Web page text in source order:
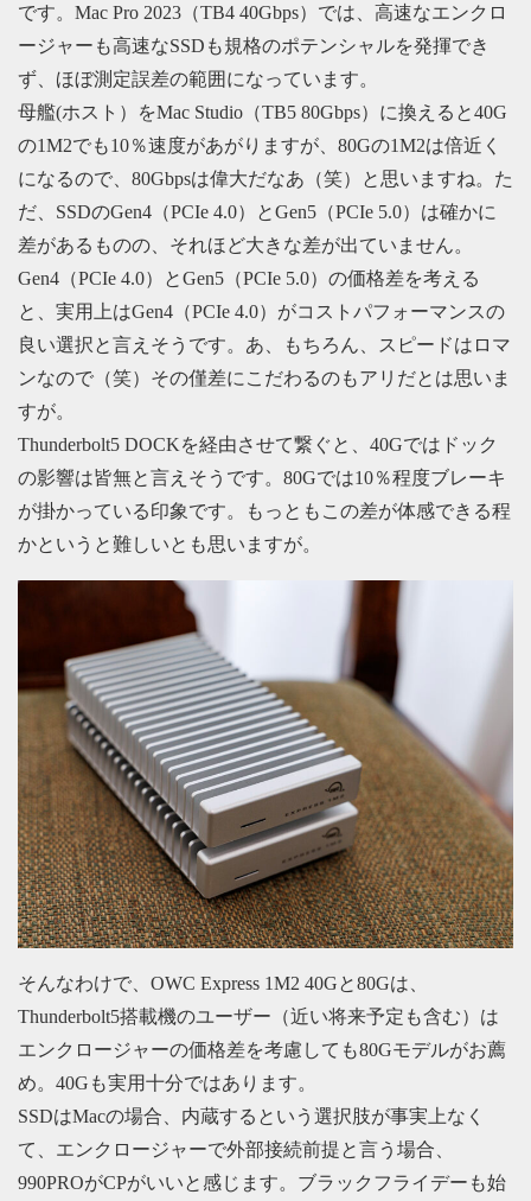
です。Mac Pro 2023（TB4 40Gbps）では、高速なエンクロ
ージャーも高速なSSDも規格のポテンシャルを発揮でき
ず、ほぼ測定誤差の範囲になっています。
母艦(ホスト）をMac Studio（TB5 80Gbps）に換えると40G
の1M2でも10％速度があがりますが、80Gの1M2は倍近く
になるので、80Gbpsは偉大だなあ（笑）と思いますね。た
だ、SSDのGen4（PCIe 4.0）とGen5（PCIe 5.0）は確かに
差があるものの、それほど大きな差が出ていません。
Gen4（PCIe 4.0）とGen5（PCIe 5.0）の価格差を考える
と、実用上はGen4（PCIe 4.0）がコストパフォーマンスの
良い選択と言えそうです。あ、もちろん、スピードはロマ
ンなので（笑）その僅差にこだわるのもアリだとは思いま
すが。
Thunderbolt5 DOCKを経由させて繋ぐと、40Gではドック
の影響は皆無と言えそうです。80Gでは10％程度ブレーキ
が掛かっている印象です。もっともこの差が体感できる程
かというと難しいとも思いますが。
そんなわけで、OWC Express 1M2 40Gと80Gは、
Thunderbolt5搭載機のユーザー（近い将来予定も含む）は
エンクロージャーの価格差を考慮しても80Gモデルがお薦
め。40Gも実用十分ではあります。
SSDはMacの場合、内蔵するという選択肢が事実上なく
て、エンクロージャーで外部接続前提と言う場合、
990PROがCPがいいと感じます。ブラックフライデーも始